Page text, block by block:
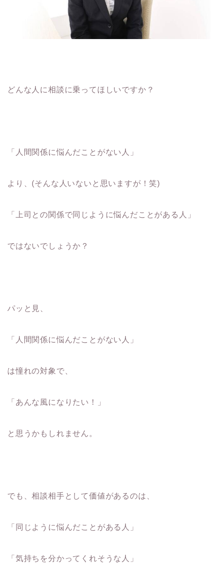
どんな人に相談に乗ってほしいですか？
「人間関係に悩んだことがない人」
より、(そんな人いないと思いますが！笑)
「上司との関係で同じように悩んだことがある人」
ではないでしょうか？
パッと見、
「人間関係に悩んだことがない人」
は憧れの対象で、
「あんな風になりたい！」
と思うかもしれません。
でも、相談相手として価値があるのは、
「同じように悩んだことがある人」
「気持ちを分かってくれそうな人」